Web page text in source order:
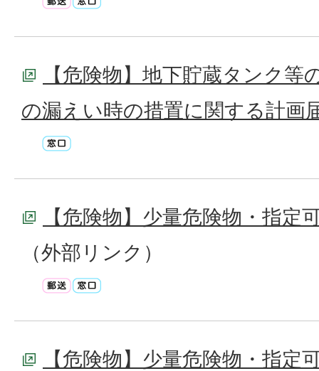
【危険物】地下貯蔵タンク等
の漏えい時の措置に関する計画
【危険物】少量危険物・指定
（外部リンク）
【危険物】少量危険物・指定